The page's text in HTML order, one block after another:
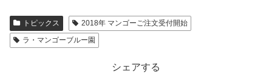
トピックス
2018年 マンゴーご注文受付開始
ラ・マンゴーブルー園
シェアする